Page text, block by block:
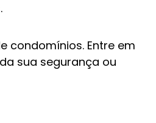
condomínios. Entre em
sua segurança ou